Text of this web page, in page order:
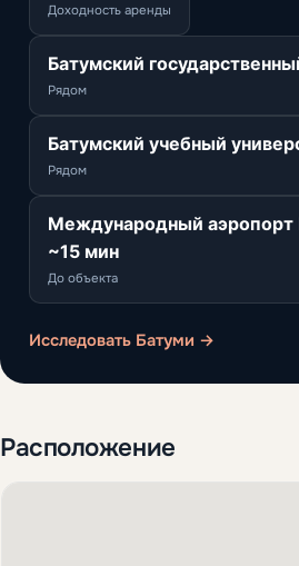
Доходность аренды
Батумский
Рядом
Батумский учебный
Рядом
Международный аэропорт
~15 мин
До объекта
Исследовать Батуми →
Расположение